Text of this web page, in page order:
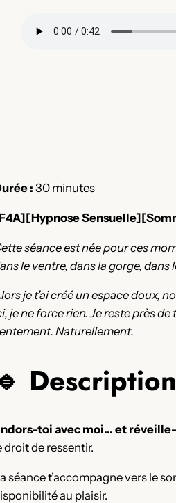
: 30 minutes
séance est née pour ces
le ventre, dans la gorge, dans
je t’ai créé un espace doux,
je ne force rien. Je reste près
Naturellement.
Description
toi avec moi… et
droit de ressentir.
séance t’accompagne vers le
au plaisir.